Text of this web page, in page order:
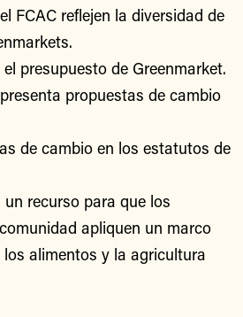
FCAC reflejen la diversidad de
el presupuesto de Greenmarket.
propuestas de cambio
de cambio en los estatutos de
recurso para que los
apliquen un marco
alimentos y la agricultura